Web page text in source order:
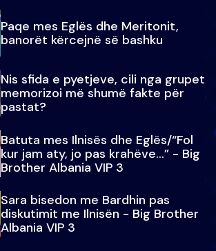
Paqe mes Eglës dhe Meritonit,
banorët kërcejnë së bashku
Nis sfida e pyetjeve, cili nga grupet
memorizoi më shumë fakte për
pastat?
Batuta mes Ilnisës dhe Eglës/“Fol
kur jam aty, jo pas krahëve…” - Big
Brother Albania VIP 3
Sara bisedon me Bardhin pas
diskutimit me Ilnisën - Big Brother
Albania VIP 3